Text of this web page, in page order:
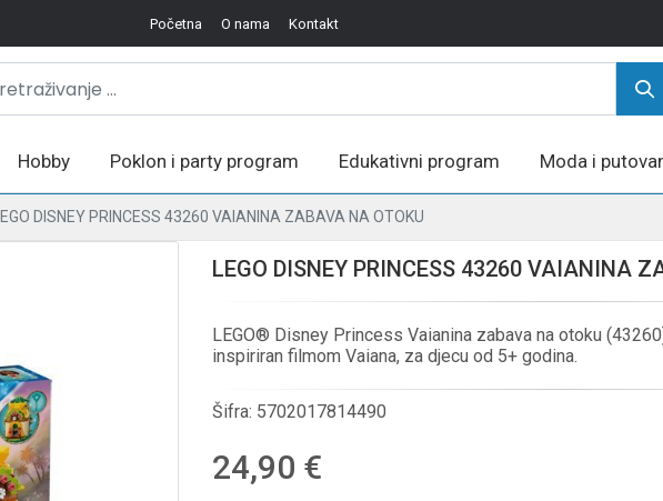
Početna O nama Kontakt
Hobby Poklon i party program Edukativni program Moda i
LEGO DISNEY PRINCESS 43260 VAIANINA ZABAVA NA OTOKU
LEGO DISNEY PRINCESS 43260 VAIANINA
LEGO® Disney Princess Vaianina zabava na otoku
inspiriran filmom Vaiana, za djecu od 5+ godina.
Šifra: 5702017814490
24,90 €